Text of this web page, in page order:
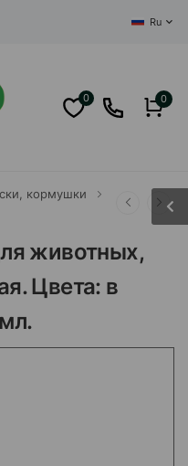
Ru
0 0
кормушки
животных,
Цвета: в